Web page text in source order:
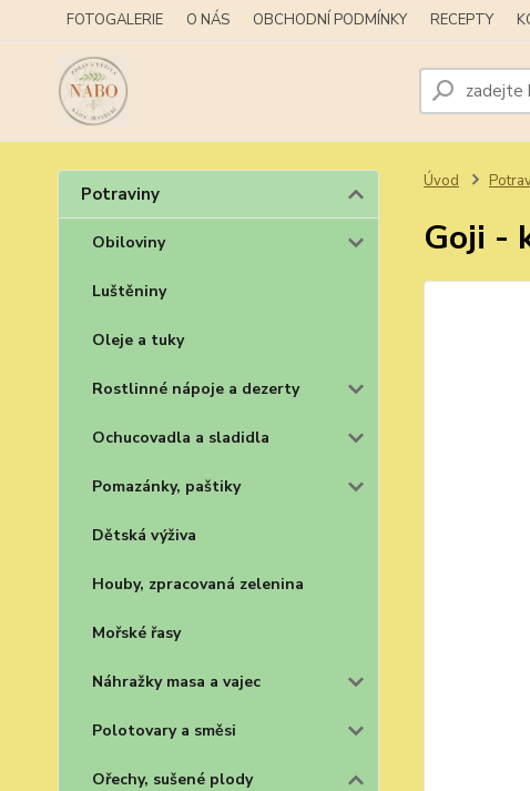
FOTOGALERIE O NÁS OBCHODNÍ PODMÍNKY RECEPTY
Potraviny
Obiloviny
Luštěniny
Oleje a tuky
Rostlinné nápoje a dezerty
Ochucovadla a sladidla
Pomazánky, paštiky
Dětská výživa
Houby, zpracovaná zelenina
Mořské řasy
Náhražky masa a vajec
Polotovary a směsi
Ořechy, sušené plody
Úvod
Goji -